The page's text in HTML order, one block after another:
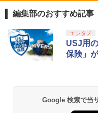
対
1
ス
コ
ス
1
日
1
【
ラ
【
1
劇
窩
劇
編集部のおすすめ記事
エンタメ
USJ用
保険」
Google 検索で当